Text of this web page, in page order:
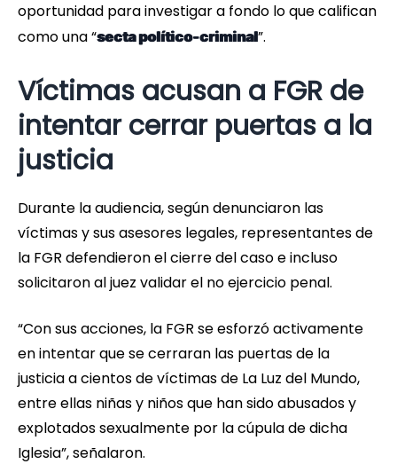
oportunidad para investigar a fondo lo que califican
como una “secta político-criminal”.
Víctimas acusan a FGR de
intentar cerrar puertas a la
justicia
Durante la audiencia, según denunciaron las
víctimas y sus asesores legales, representantes de
la FGR defendieron el cierre del caso e incluso
solicitaron al juez validar el no ejercicio penal.
“Con sus acciones, la FGR se esforzó activamente
en intentar que se cerraran las puertas de la
justicia a cientos de víctimas de La Luz del Mundo,
entre ellas niñas y niños que han sido abusados y
explotados sexualmente por la cúpula de dicha
Iglesia”, señalaron.